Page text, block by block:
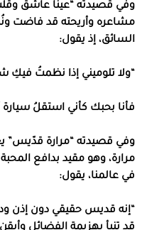
وفي قصيدته “عينا عاشق
مشاعره وأريحته قد فاضت
السائق، إذ يقول:
“ولا تلوميني إذا نظمتُ فيكِ
فأنا بحبك كأني استقلُ سيارة
وفي قصيدته “مرارة قدّيس”
مرارة، وهو مقيد بدافع
في عالمنا، يقول:
“إنه قديس حقيقي دون إذن